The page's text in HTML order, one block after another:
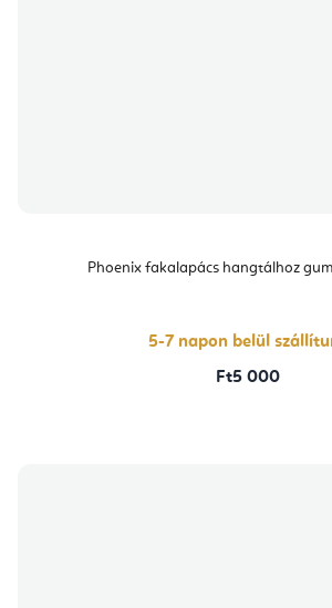
Phoenix fakalapács hangtálhoz
5-7 napon belül
Ft5 000